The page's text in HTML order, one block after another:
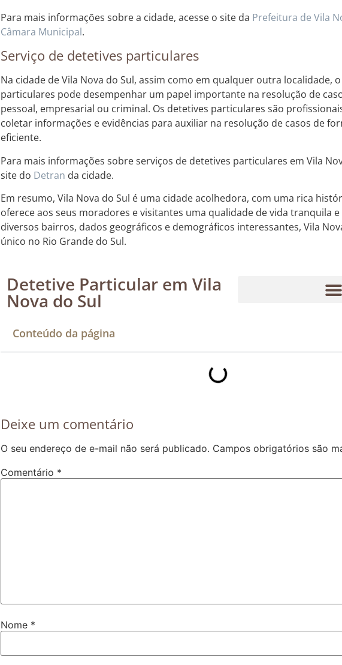
Para mais informações sobre a cidade, acesse o site da Prefeitura de Vila
Câmara Municipal.
Serviço de detetives particulares
Na cidade de Vila Nova do Sul, assim como em qualquer outra localidade,
particulares pode desempenhar um papel importante na resolução de
pessoal, empresarial ou criminal. Os detetives particulares são
coletar informações e evidências para auxiliar na resolução de casos de
eficiente.
Para mais informações sobre serviços de detetives particulares em Vila
site do Detran da cidade.
Em resumo, Vila Nova do Sul é uma cidade acolhedora, com uma rica
oferece aos seus moradores e visitantes uma qualidade de vida tranquila e
diversos bairros, dados geográficos e demográficos interessantes, Vila
único no Rio Grande do Sul.
Detetive Particular em Vila
Nova do Sul
Conteúdo da página
Deixe um comentário
O seu endereço de e-mail não será publicado. Campos obrigatórios são
Comentário *
Nome *